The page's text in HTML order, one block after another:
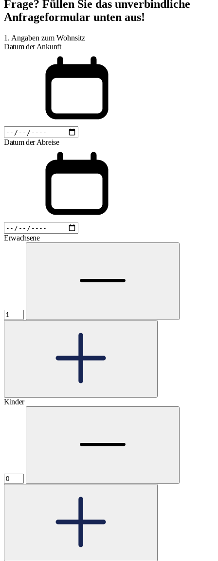
Frage? Füllen Sie das unverbindliche
Anfrageformular unten aus!
1. Angaben zum Wohnsitz
Datum der Ankunft
Datum der Abreise
Erwachsene
Kinder